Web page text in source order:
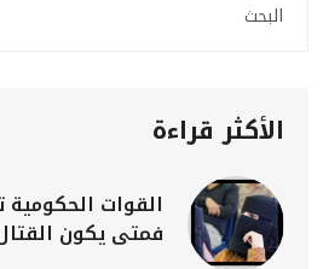
الأكثر قراءة
القوات
فمتى يكون